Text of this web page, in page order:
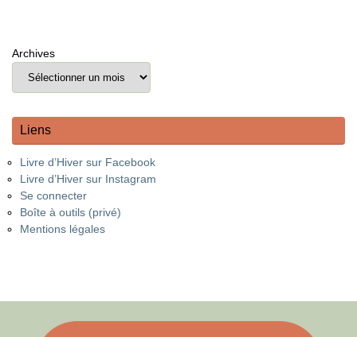
Archives
Liens
Livre d’Hiver sur Facebook
Livre d’Hiver sur Instagram
Se connecter
Boîte à outils (privé)
Mentions légales